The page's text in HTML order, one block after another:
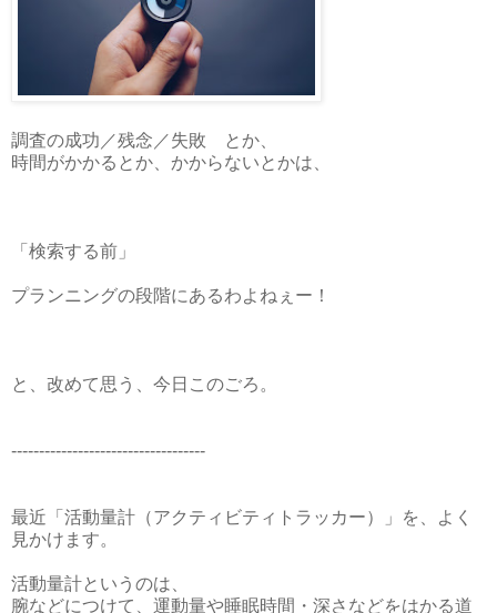
調査の成功／残念／失敗 とか、
時間がかかるとか、かからないとかは、
「検索する前」
プランニングの段階にあるわよねぇー！
と、改めて思う、今日このごろ。
-----------------------------------
最近「活動量計（アクティビティトラッカー）」を、よく
見かけます。
活動量計というのは、
腕などにつけて、運動量や睡眠時間・深さなどをはかる道